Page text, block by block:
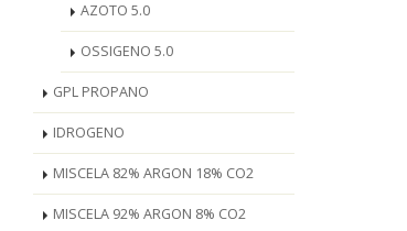
AZOTO 5.0
OSSIGENO 5.0
GPL PROPANO
IDROGENO
MISCELA 82% ARGON 18% CO2
MISCELA 92% ARGON 8% CO2